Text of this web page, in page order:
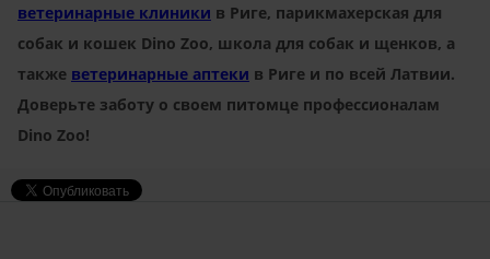
ветеринарные клиники в Риге, парикмахерская для
собак и кошек Dino Zoo, школа для собак и щенков, а
также ветеринарные аптеки в Риге и по всей Латвии.
Доверьте заботу о своем питомце профессионалам
Dino Zoo!